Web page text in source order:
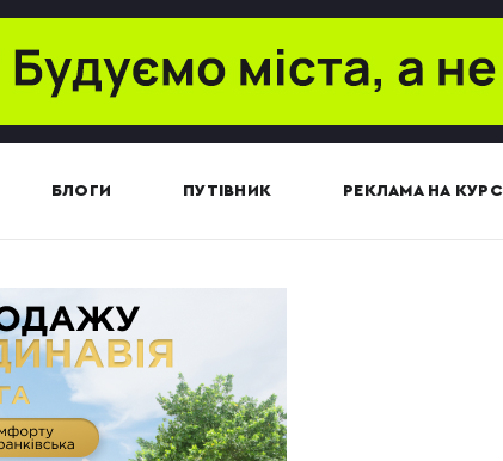
БЛОГИ ПУТІВНИК РЕКЛАМА НА КУРСІ